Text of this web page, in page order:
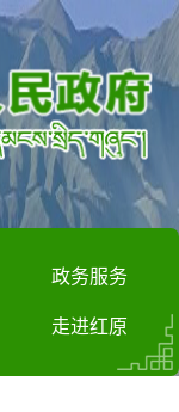
政务服务
走进红原